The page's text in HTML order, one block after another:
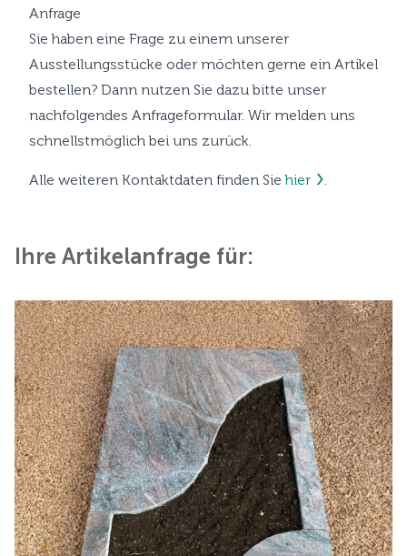
Anfrage
Sie haben eine Frage zu einem unserer
Ausstellungsstücke oder möchten gerne ein Artikel
bestellen? Dann nutzen Sie dazu bitte unser
nachfolgendes Anfrageformular. Wir melden uns
schnellstmöglich bei uns zurück.
Alle weiteren Kontaktdaten finden Siehier .
Ihre Artikelanfrage für: